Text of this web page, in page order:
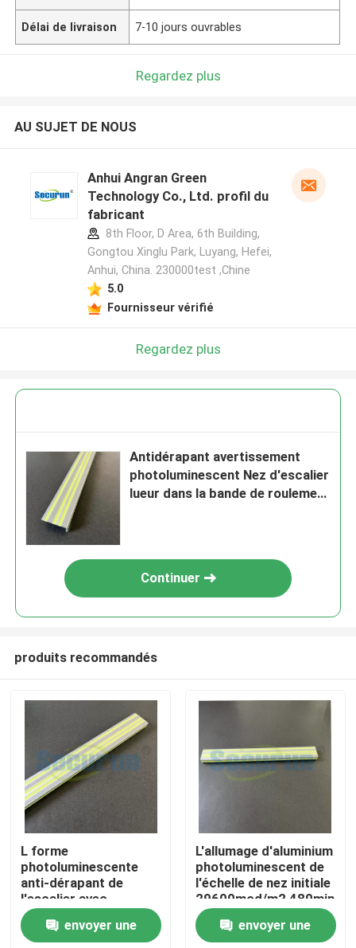
Aperçu
Produits
Vidéos
Délai de livraison 7-10 jours ouvrables
Regardez plus
AU SUJET DE NOUS
Anhui Angran Green
Technology Co., Ltd. profil du
fabricant
8th Floor, D Area, 6th Building,
Gongtou Xinglu Park, Luyang, Hefei,
Anhui, China. 230000test ,Chine
5.0
Fournisseur vérifié
Regardez plus
Antidérapant avertissement
photoluminescent Nez d'escalier
lueur dans la bande de roulement
Continuer
produits recommandés
L forme
photoluminescente
anti-dérapant de
l'escalier avec
29600mcd/m2
luminosité Jaune Vert
envoyer une
L'allumage d'aluminium
photoluminescent de
l'échelle de nez initiale
29600mcd/m2 480min
23mcd/m2
envoyer une